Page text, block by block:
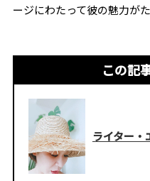
ージにわたって彼の魅力が
この記
ライター